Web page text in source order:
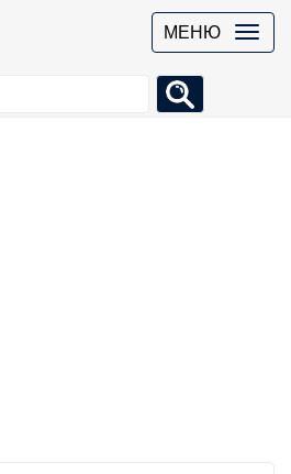
МЕНЮ